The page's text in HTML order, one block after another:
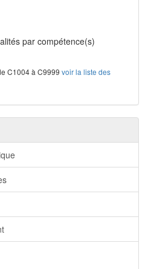
par compétence(s)
C1004 à C9999 voir la liste des